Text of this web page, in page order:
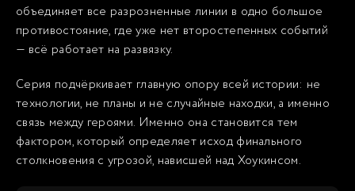
объединяет все разрозненные линии в одно большое
противостояние, где уже нет второстепенных событий
— всё работает на развязку.
Серия подчёркивает главную опору всей истории: не
технологии, не планы и не случайные находки, а именно
связь между героями. Именно она становится тем
фактором, который определяет исход финального
столкновения с угрозой, нависшей над Хоукинсом.